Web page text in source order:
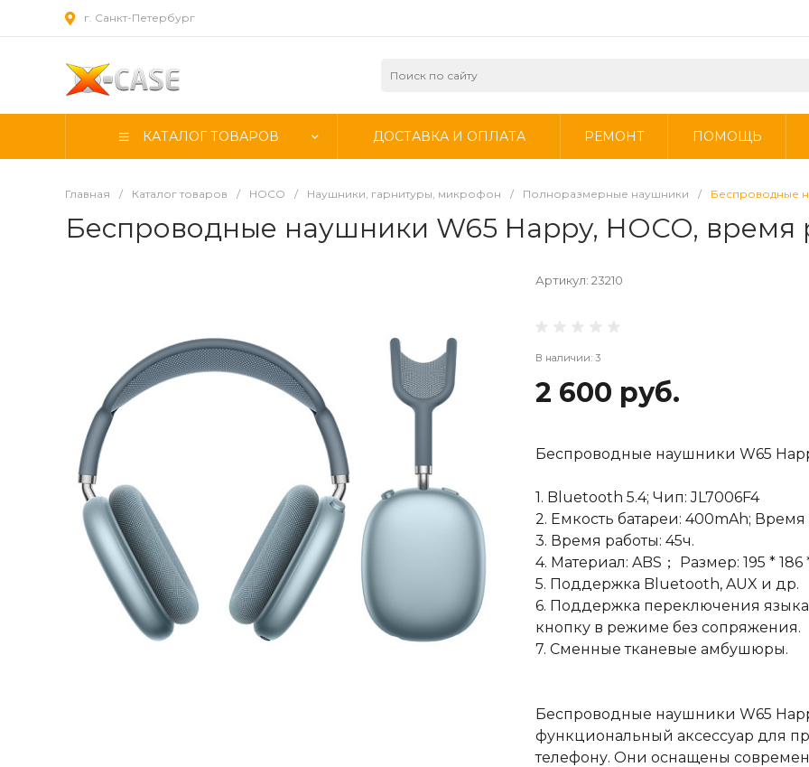
г. Санкт-Петербург
КАТАЛОГ ТОВАРОВ ДОСТАВКА И ОПЛАТА РЕМОНТ ПОМОЩЬ
Главная / Каталог товаров / HOCO / Наушники, гарнитуры, микрофон / Полноразмерные наушники / Беспроводные
Беспроводные наушники W65 Happy, HOCO, время
Артикул: 23210
В наличии: 3
2 600 руб.
Беспроводные наушники W65
1. Bluetooth 5.4; Чип: JL7006F4
2. Емкость батареи: 400mAh;
3. Время работы: 45ч.
4. Материал: ABS； Размер: 195 *
5. Поддержка Bluetooth, AUX и др.
6. Поддержка переключения языка
кнопку в режиме без сопряжения.
7. Сменные тканевые амбушюры.
Беспроводные наушники W65
функциональный аксессуар для
телефону. Они оснащены